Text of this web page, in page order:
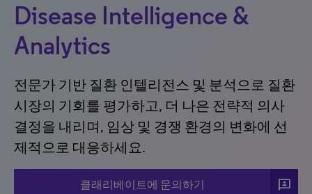
Disease Intelligence &
Analytics
전문가 기반 질환 인텔리전스 및 분석으로 질환
시장의 기회를 평가하고, 더 나은 전략적 의사
결정을 내리며, 임상 및 경쟁 환경의 변화에 선
제적으로 대응하세요.
클래리베이트에 문의하기 3p